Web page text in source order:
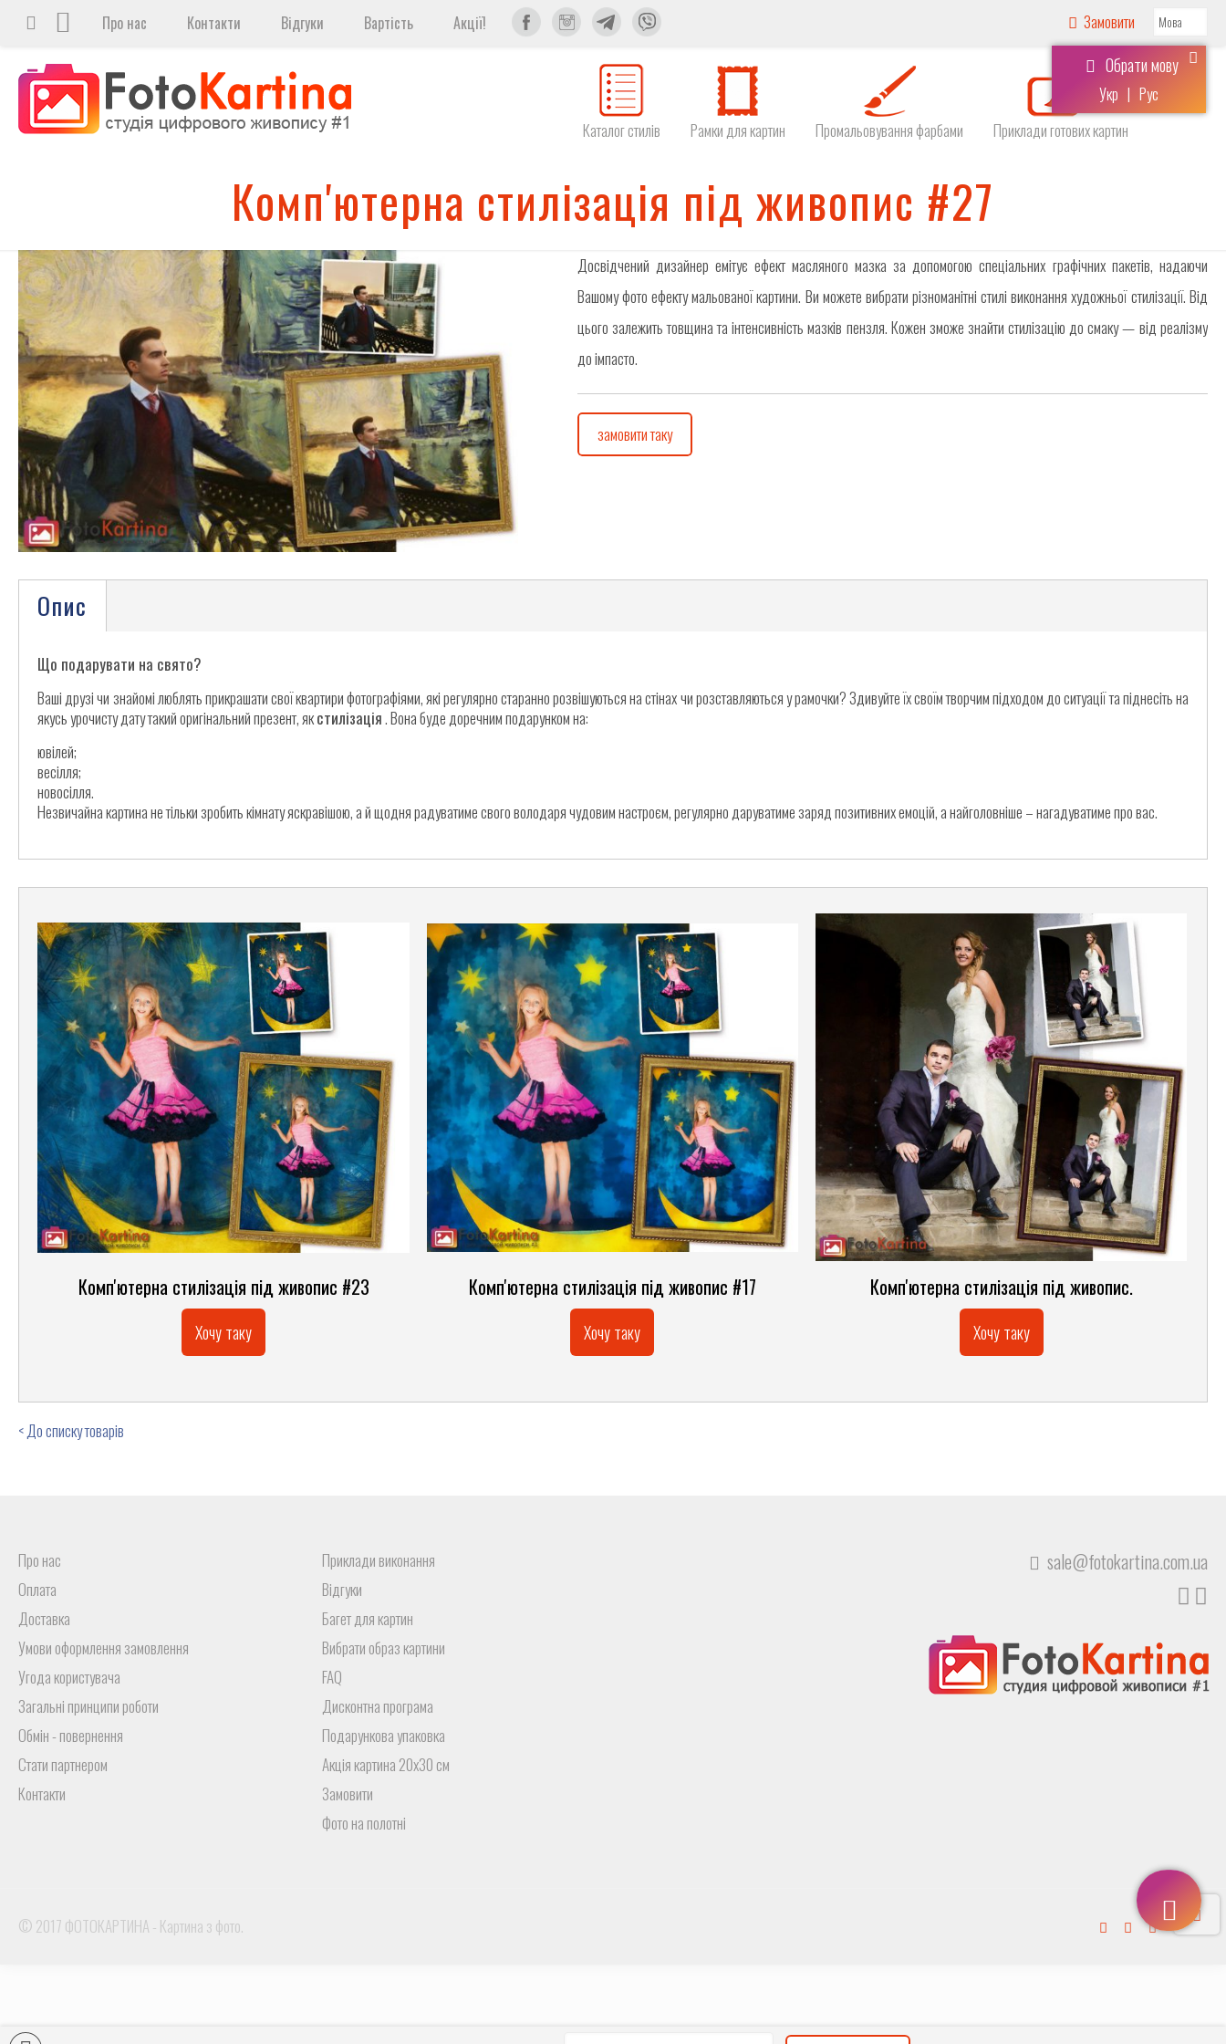
Обрати мову
Укр | Рус
Про нас Контакти Відгуки Вартість Акції! Замовити
Каталог стилів Рамки для картин Промальовування фарбами Приклади готових картин
Комп'ютерна стилізація під живопис #27
Досвідчений дизайнер емітує ефект масляного мазка за допомогою спеціальних графічних пакетів, надаючи
Вашому фото ефекту мальованої картини. Ви можете вибрати різноманітні стилі виконання художньої стилізації. Від
цього залежить товщина та інтенсивність мазків пензля. Кожен зможе знайти стилізацію до смаку — від реалізму
до імпасто.
замовити таку
Опис
Що подарувати на свято?
Ваші друзі чи знайомі люблять прикрашати свої квартири фотографіями, які регулярно старанно розвішуються на стінах чи розставляються у рамочки? Здивуйте їх своїм творчим підходом до ситуації та піднесіть на
якусь урочисту дату такий оригінальний презент, якстилізація. Вона буде доречним подарунком на:
ювілей;
весілля;
новосілля.
Незвичайна картина не тільки зробить кімнату яскравішою, а й щодня радуватиме свого володаря чудовим настроєм, регулярно даруватиме заряд позитивних емоцій, а найголовніше – нагадуватиме про вас.
Комп'ютерна стилізація під живопис #23
Хочу таку
Комп'ютерна стилізація під живопис #17
Хочу таку
Комп'ютерна стилізація під живопис.
Хочу таку
< До списку товарів
Про нас
Оплата
Доставка
Умови оформлення замовлення
Угода користувача
Загальні принципи роботи
Обмін - повернення
Стати партнером
Контакти
Приклади виконання
Відгуки
Багет для картин
Вибрати образ картини
FAQ
Дисконтна програма
Подарункова упаковка
Акція картина 20х30 см
Замовити
Фото на полотні
sale@fotokartina.com.ua
© 2017 ФОТОКАРТИНА - Картина з фото.